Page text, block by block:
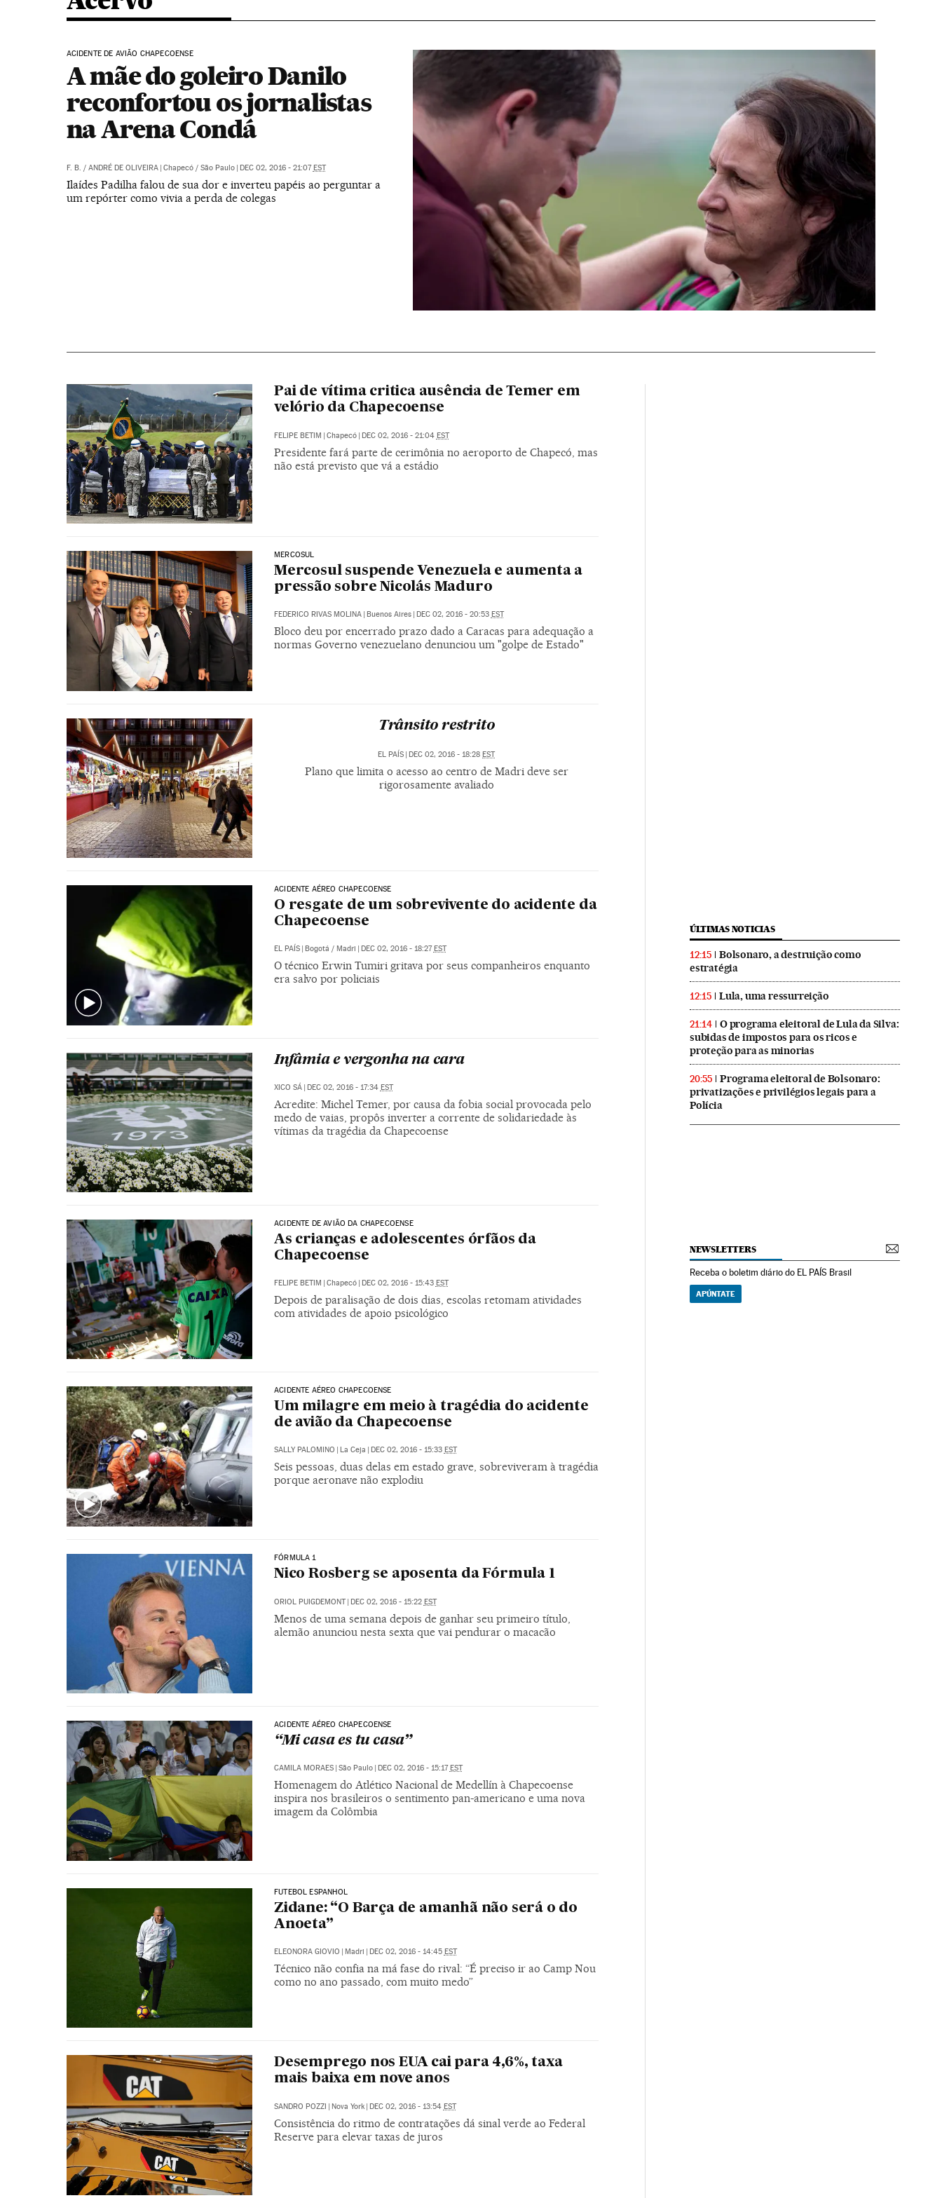
ACIDENTE DE AVIÃO CHAPECOENSE
A mãe do goleiro Danilo
reconfortou os jornalistas
na Arena Condá
F. B. / ANDRÉ DE OLIVEIRA | Chapecó / São Paulo | DEC 02, 2016 - 21:07EST
Ilaídes Padilha falou de sua dor e inverteu papéis ao perguntar a
um repórter como vivia a perda de colegas
Pai de vítima critica ausência de Temer em
velório da Chapecoense
FELIPE BETIM | Chapecó | DEC 02, 2016 - 21:04 EST
Presidente fará parte de cerimônia no aeroporto de Chapecó, mas
não está previsto que vá a estádio
MERCOSUL
Mercosul suspende Venezuela e aumenta a
pressão sobre Nicolás Maduro
FEDERICO RIVAS MOLINA Buenos Aires DEC 02, 2016 - 20:53 EST
Bloco deu por encerrado prazo dado a Caracas para adequação a
normas Governo venezuelano denunciou um "golpe de Estado"
Trânsito restrito
EL PAÍS | DEC 02, 2016 - 18:28EST
Plano que limita o acesso ao centro de Madri deve ser
rigorosamente avaliado
ACIDENTE AÉREO CHAPECOENSE
O resgate de um sobrevivente do acidente da
Chapecoense
EL PAÍS | Bogotá / Madri | DEC 02, 2016 - 18:27EST
O técnico Erwin Tumiri gritava por seus companheiros enquanto
era salvo por policiais
Infâmia e vergonha na cara
XICO SÁ DEC 02, 2016 - 17:34 EST
Acredite: Michel Temer, por causa da fobia social provocada pelo
medo de vaias, propôs inverter a corrente de solidariedade às
vítimas da tragédia da Chapecoense
ACIDENTE DE AVIÃO DA CHAPECOENSE
As crianças e adolescentes órfãos da
Chapecoense
FELIPE BETIM | Chapecó | DEC 02, 2016 - 15:43 EST
Depois de paralisação de dois dias, escolas retomam atividades
com atividades de apoio psicológico
ACIDENTE AÉREO CHAPECOENSE
Um milagre em meio à tragédia do acidente
de avião da Chapecoense
SALLY PALOMINO La Ceja DEC 02, 2016 - 15:33 EST
Seis pessoas, duas delas em estado grave, sobreviveram à tragédia
porque aeronave não explodiu
FÓRMULA 1
Nico Rosberg se aposenta da Fórmula 1
ORIOL PUIGDEMONT | DEC 02, 2016 - 15:22 EST
Menos de uma semana depois de ganhar seu primeiro título,
alemão anunciou nesta sexta que vai pendurar o macacão
ACIDENTE AÉREO CHAPECOENSE
“Mi casa es tu casa”
CAMILA MORAES São Paulo DEC 02, 2016 - 15:17 EST
Homenagem do Atlético Nacional de Medellín à Chapecoense
inspira nos brasileiros o sentimento pan-americano e uma nova
imagem da Colômbia
FUTEBOL ESPANHOL
Zidane: “O Barça de amanhã não será o do
Anoeta”
ELEONORA GIOVIO | Madri | DEC 02, 2016 - 14:45 EST
Técnico não confia na má fase do rival: “É preciso ir ao Camp Nou
como no ano passado, com muito medo”
Desemprego nos EUA cai para 4,6%, taxa
mais baixa em nove anos
SANDRO POZZI | Nova York | DEC 02, 2016 - 13:54 EST
Consistência do ritmo de contratações dá sinal verde ao Federal
Reserve para elevar taxas de juros
ÚLTIMAS NOTICIAS
12:15
Bolsonaro, a destruição como
estratégia
12:15 Lula, uma ressurreição
21:14
O programa eleitoral de Lula da Silva:
subidas de impostos para os ricos e
proteção para as minorias
20:55
Programa eleitoral de Bolsonaro:
privatizações e privilégios legais para a
Polícia
NEWSLETTERS
Receba o boletim diário do EL PAÍS Brasil
APÚNTATE